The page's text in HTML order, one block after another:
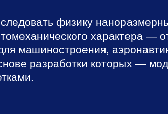
физику
характера —
машиностроения,
разработки которых —